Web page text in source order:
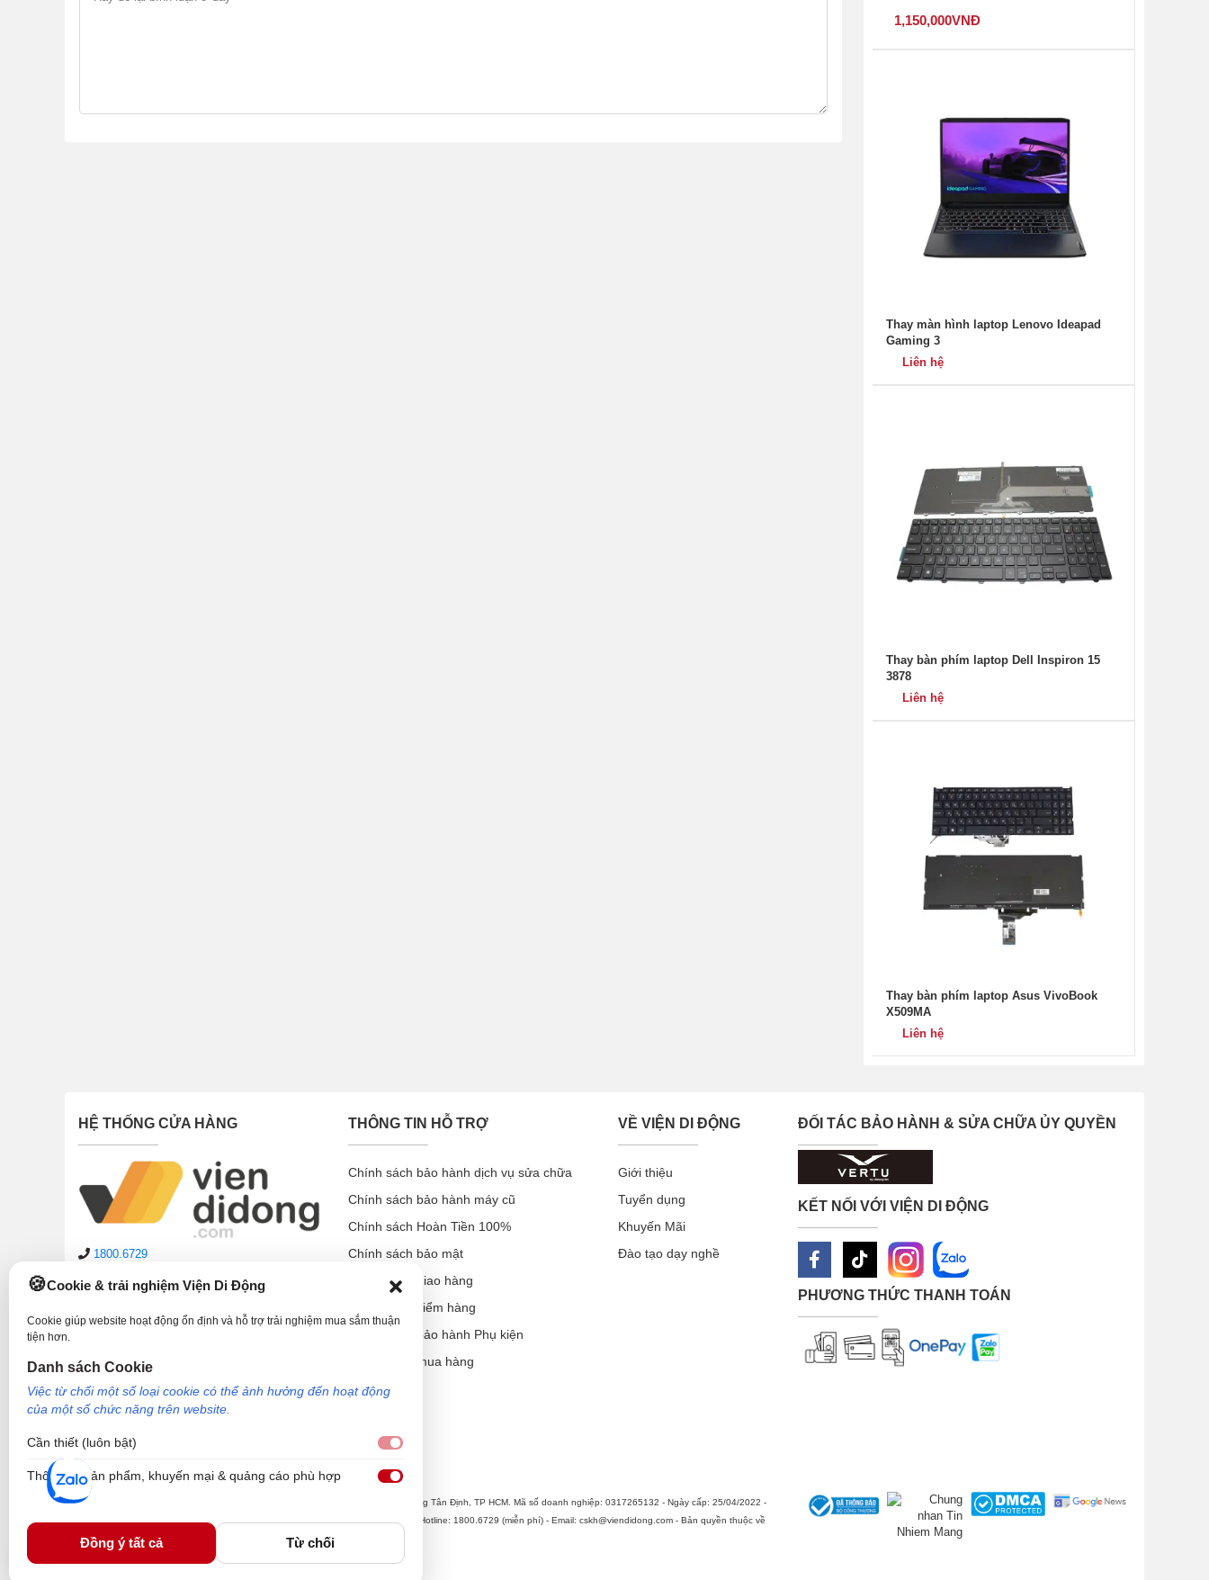
Cookie & trải nghiệm Viện Di Động
Cookie giúp website hoạt động ổn định và hỗ trợ trải nghiệm mua sắm thuận
tiện hơn.
Danh sách Cookie
Việc từ chối một số loại cookie có thể ảnh hưởng đến hoạt động
của một số chức năng trên website.
Cần thiết (luôn bật)
Thông tin sản phẩm, khuyến mại & quảng cáo phù hợp
Đồng ý tất cả Từ chối
1,150,000VNĐ
Thay màn hình laptop Lenovo Ideapad
Gaming 3
Liên hệ
Thay bàn phím laptop Dell Inspiron 15
3878
Liên hệ
Thay bàn phím laptop Asus VivoBook
X509MA
Liên hệ
HỆ THỐNG CỬA HÀNG
1800.6729
08:00 – 21:00hàng ngày
(cả Chủ nhật & ngày lễ)
Phản ánh dịch vụ:
THÔNG TIN HỖ TRỢ
Chính sách bảo hành dịch vụ sửa chữa
Chính sách bảo hành máy cũ
Chính sách Hoàn Tiền 100%
Chính sách bảo mật
Chính sách giao hàng
Chính sách kiểm hàng
Chính sách bảo hành Phụ kiện
Hướng dẫn mua hàng
VỀ VIỆN DI ĐỘNG
Giới thiệu
Tuyển dụng
Khuyến Mãi
Đào tạo dạy nghề
ĐỐI TÁC BẢO HÀNH & SỬA CHỮA ỦY QUYỀN
KẾT NỐI VỚI VIỆN DI ĐỘNG
PHƯƠNG THỨC THANH TOÁN
Công Ty TNHH Công Nghệ và Đầu Tư Viện Di Động - 73 Trần Quang Khải, Phường Tân Định, TP HCM. Mã số doanh nghiệp: 0317265132 - Ngày cấp: 25/04/2022 -
Nơi cấp: Sở kế hoạch và đầu tư TP Hồ Chí Minh. Giám đốc: Nguyễn Ngọc Ngân. Hotline: 1800.6729 (miễn phí) - Email: cskh@viendidong.com - Bản quyền thuộc về
Viện Di Động.